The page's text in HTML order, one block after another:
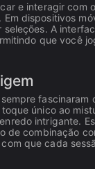
e interagir com
dispositivos
seleções. A
que você
fascinaram
único ao
intrigante.
de combinação
que cada